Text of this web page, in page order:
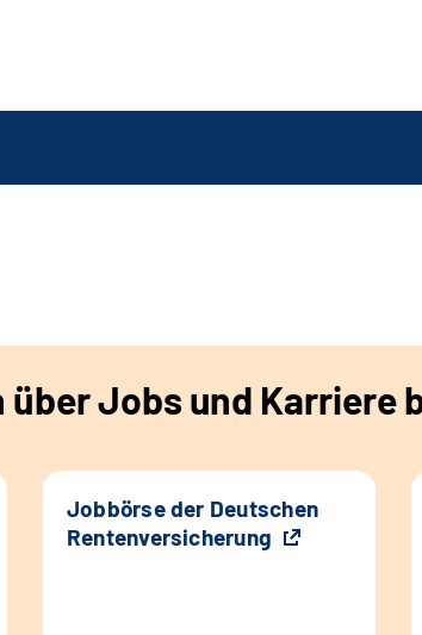
Jobs und Karriere
Jobbörse der Deutschen
Rentenversicherung